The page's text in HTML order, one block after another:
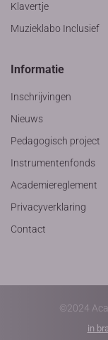
Klavertje
Muzieklabo Inclusief
Informatie
Inschrijvingen
Nieuws
Pedagogisch project
Instrumentenfonds
Academiereglement
Privacyverklaring
Contact
©2024
in